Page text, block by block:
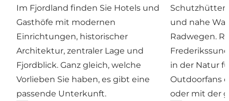
Im Fjordland finden Sie Hotels und
Gasthöfe mit modernen
Einrichtungen, historischer
Architektur, zentraler Lage und
Fjordblick. Ganz gleich, welche
Vorlieben Sie haben, es gibt eine
passende Unterkunft.
Schutzhütten
und nahe
Radwegen.
in der Natur
Outdoorfans
oder mit der